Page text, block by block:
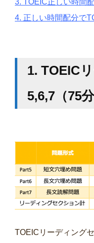
4. 正しい時間配分で
1. TOEIC
5,6,7（75
TOEICリーディング